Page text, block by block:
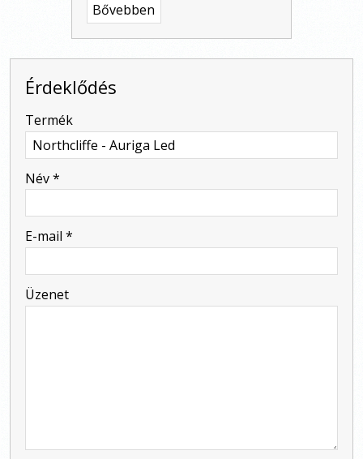
Bővebben
Érdeklődés
-
Termék
Név*
E-mail *
Üzenet